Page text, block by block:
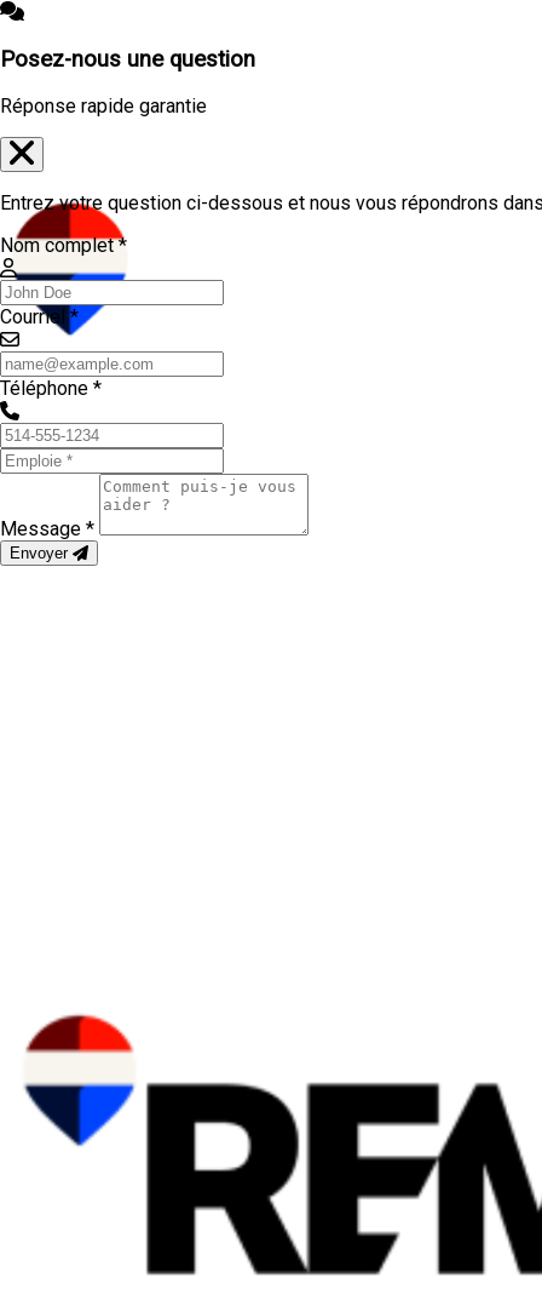
Posez-nous une question
Réponse rapide garantie
Entrez votre question ci-dessous et nous vous répondrons
Nom complet *
Courriel *
Téléphone *
Message *
Envoyer